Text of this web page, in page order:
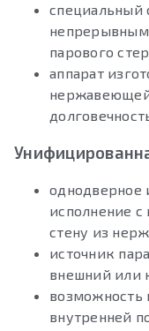
cпециальный
непрерывным
парового
аппарат
нержавеющей
однодверное
исполнение
стену из
источник
внешний или
возможность
внутренней